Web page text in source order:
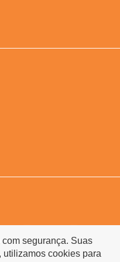
segurança. Suas
utilizamos cookies para